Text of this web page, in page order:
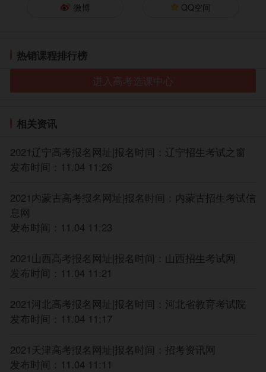
多，你就越能够了解自己的综合成绩排在什么样的位
够达到标准。
其次，模拟考试可以让你提前适应公考的节奏。因
为模拟考试的时间安排、考试题目设置等都跟真正的公
时有所体验。通过几次考试，你基本可以把握自己在考
考试时手忙脚乱，出现时间不够用的情况。
第三，模拟考试有助于增强心理适应能力。国考一
加模拟考试，让你能够提前感受、提前适应、提前突破
自己。最后，模拟考试还能起到查漏补缺的作用——在
我看来，这也是最重要的作用。经历过基础与强化的学
己哪些知识点掌握了，哪些知识点没有掌握，还有哪些
知识点模棱两可，做到有的放矢。书山学海，唯有勤学
来，积极参加、认真对待。
微博 QQ空间
热销课程排行榜
进入高考选课中心
相关资讯
2021辽宁高考报名网址|报名时间：辽宁招生考试之窗
发布时间：11.04 11:26
2021内蒙古高考报名网址|报名时间：内蒙古招生考试信
息网
发布时间：11.04 11:23
2021山西高考报名网址|报名时间：山西招生考试网
发布时间：11.04 11:21
2021河北高考报名网址|报名时间：河北省教育考试院
发布时间：11.04 11:17
2021天津高考报名网址|报名时间：招考资讯网
发布时间：11.04 11:11